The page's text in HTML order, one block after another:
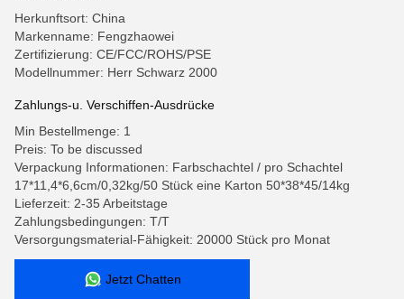
Herkunftsort: China
Markenname: Fengzhaowei
Zertifizierung: CE/FCC/ROHS/PSE
Modellnummer: Herr Schwarz 2000
Zahlungs-u. Verschiffen-Ausdrücke
Min Bestellmenge: 1
Preis: To be discussed
Verpackung Informationen: Farbschachtel / pro Schachtel
17*11,4*6,6cm/0,32kg/50 Stück eine Karton 50*38*45/14kg
Lieferzeit: 2-35 Arbeitstage
Zahlungsbedingungen: T/T
Versorgungsmaterial-Fähigkeit: 20000 Stück pro Monat
Jetzt Chatten